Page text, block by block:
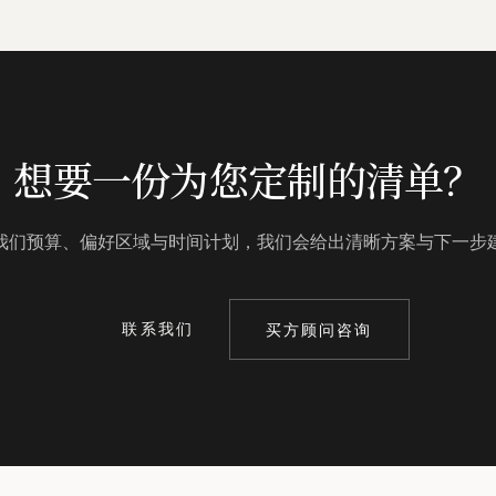
想要一份为您定制的清单？
们预算、偏好区域与时间计划，我们会给出清晰方案与下一步
联系我们 买方顾问咨询